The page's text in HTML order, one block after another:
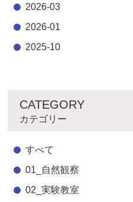
2026-03
2026-01
2025-10
CATEGORY
カテゴリー
すべて
01_自然観察
02_実験教室